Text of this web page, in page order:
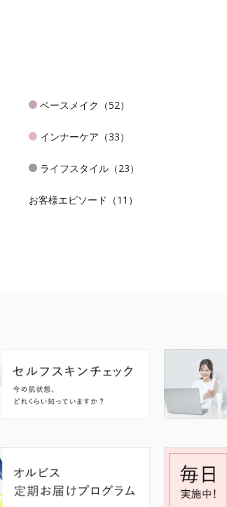
ベースメイク（52）
インナーケア（33）
ライフスタイル（23）
お客様エピソード（11）